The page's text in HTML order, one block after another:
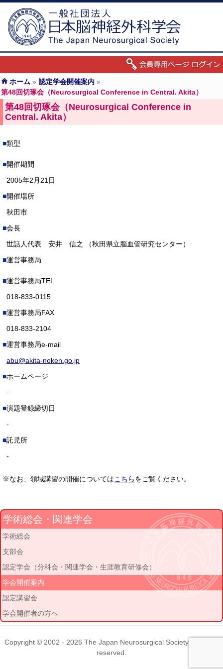
ホーム » 認定学会開催案内 »
第48回切琢会（Neurosurgical Conference in Central. Akita）
第48回切琢会（Neurosurgical Conference in
Central. Akita）
類型
開催期間
2005年2月21日
開催場所
秋田市
会長
世話人代表 安井 信之 （秋田県立脳血管研究センター）
運営事務局
運営事務局TEL
018-833-0115
運営事務局FAX
018-833-2104
運営事務局e-mail
abu@akita-noken.go.jp
ホームページ
-
演題登録締切日
-
託児所
-
※なお、領域講習の開催についてはこちらをご覧ください。
学術総会・関連学会
学術総会
支部会
認定学会（分科会・関連学会・生涯教育研修会）
学会開催案内
認定講習会
学会開催者の方へ
Copyright © 2002 - 2026 The Japan Neurosurgical Society. All rights
reserved.